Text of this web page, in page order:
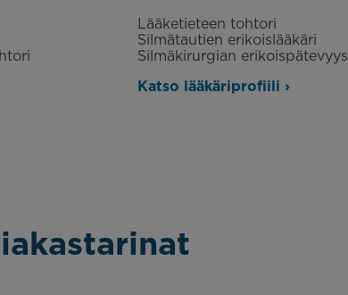
Lääketieteen tohtori
Silmätautien erikoislääkäri
Silmäkirurgian erikoispätevyys
Katso lääkäriprofiili ›